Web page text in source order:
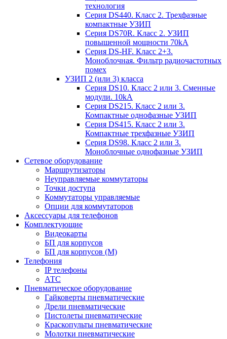
технология
Серия DS440. Класс 2. Трехфазные
компактные УЗИП
Серия DS70R. Класс 2. УЗИП
повышенной мощности 70kA
Серия DS-HF. Класс 2+3.
Моноблочная. Фильтр радиочастотных
помех
УЗИП 2 (или 3) класса
Серия DS10. Класс 2 или 3. Сменные
модули. 10kA
Серия DS215. Класс 2 или 3.
Компактные однофазные УЗИП
Серия DS415. Класс 2 или 3.
Компактные трехфазные УЗИП
Серия DS98. Класс 2 или 3.
Моноблочные однофазные УЗИП
Сетевое оборудование
Маршрутизаторы
Неуправляемые коммутаторы
Точки доступа
Коммутаторы управляемые
Опции для коммутаторов
Аксессуары для телефонов
Комплектующие
Видеокарты
БП для корпусов
БП для корпусов (М)
Телефония
IP телефоны
АТС
Пневматическое оборудование
Гайковерты пневматические
Дрели пневматические
Пистолеты пневматические
Краскопульты пневматические
Молотки пневматические